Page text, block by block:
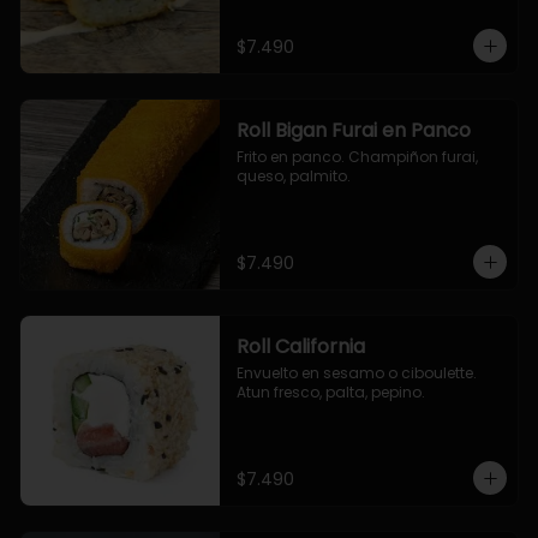
$7.490
Roll Bigan Furai en Panco
Frito en panco. Champiñon furai,
queso, palmito.
$7.490
Roll California
Envuelto en sesamo o ciboulette.
Atun fresco, palta, pepino.
$7.490